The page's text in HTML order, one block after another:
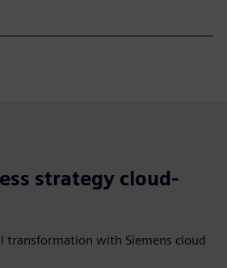
strategy cloud-
transformation with Siemens cloud